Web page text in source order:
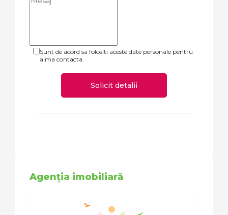
Sunt de acord sa folositi aceste date personale pentru
a ma contacta.
Solicit detalii
Agenția imobiliară